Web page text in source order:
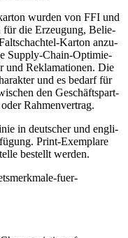
wur­den von FFI und
für die Erzeu­gung, Belie­
Kar­ton anzu­
Sup­p­ly-Chain-Opti­mie­
und Rekla­ma­tio­nen. Die
und es bedarf für
den Geschäfts­part­
Rahmenvertrag.
in deut­scher und eng­li­
Print-Exem­pla­re
bestellt werden.
fuer-